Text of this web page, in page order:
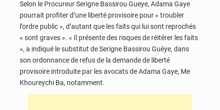
Selon le Procureur Serigne Bassirou Gueye, Adama Gaye
pourrait profiter d’une liberté provisoire pour « troubler
l’ordre public », d’autant que les faits qui lui sont reprochés
« sont graves ». « Il présente des risques de réitérer les faits
», a indiqué le substitut de Serigne Bassirou Guèye, dans
son ordonnance de refus de la demande de liberté
provisoire introduite par les avocats de Adama Gaye, Me
Khoureychi Ba, notamment.